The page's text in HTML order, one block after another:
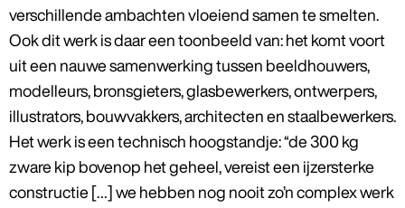
verschillende ambachten vloeiend samen te smelten.
Ook dit werk is daar een toonbeeld van: het komt voort
uit een nauwe samenwerking tussen beeldhouwers,
modelleurs, bronsgieters, glasbewerkers, ontwerpers,
illustrators, bouwvakkers, architecten en staalbewerkers.
Het werk is een technisch hoogstandje: “de 300 kg
zware kip bovenop het geheel, vereist een ijzersterke
constructie […] we hebben nog nooit zo’n complex werk